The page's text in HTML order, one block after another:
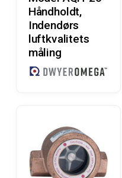
Håndholdt,
Indendørs
luftkvalitets
måling